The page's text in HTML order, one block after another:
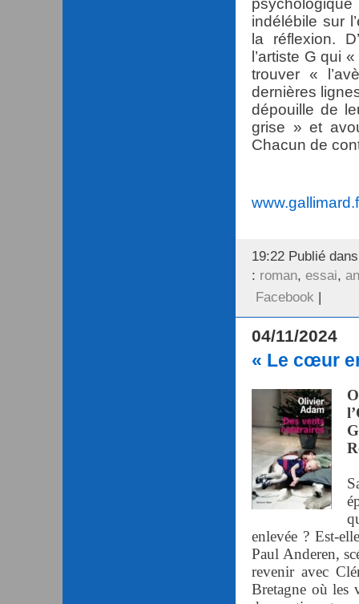
indélébile sur
la réflexion.
l’artiste G qui
trouver «
dernières
dépouille de
grise » et
Chacun de
19:22 Publié
: roman, essai,
Facebook |
04/11/2024
« Le cœur
enlevée ? Est-
Paul Anderen,
revenir avec
Bretagne où les